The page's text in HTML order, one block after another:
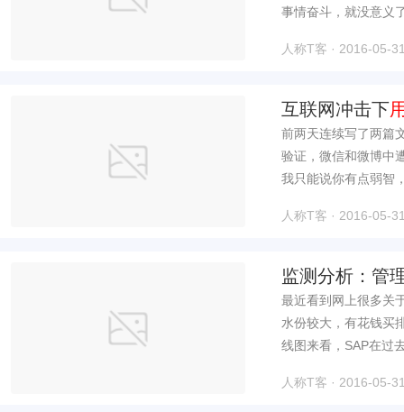
事情奋斗，就没意义
人称T客 · 2016-05-
互联网冲击下
前两天连续写了两篇
验证，微信和微博中
我只能说你有点弱智
人称T客 · 2016-05-
监测分析：管
最近看到网上很多关
水份较大，有花钱买
线图来看，SAP在过
人称T客 · 2016-05-